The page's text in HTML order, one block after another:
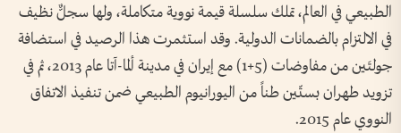
الطبيعي في العالم، تملك سلسلة قيمة نووية متكاملة، ولها سجلٌّ نظيف
في الالتزام بالضمانات الدولية. وقد استثمرت هذا الرصيد في استضافة
جولتَين من مفاوضات (5+1) مع إيران في مدينة ألما-آتا عام 2013، ثم في
تزويد طهران بستّين طناً من اليورانيوم الطبيعي ضمن تنفيذ الاتفاق
النووي عام 2015.